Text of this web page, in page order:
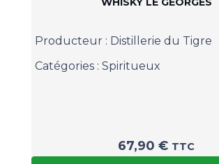
Producteur : Distillerie du Tigre
Catégories : Spiritueux
67,90 € TTC